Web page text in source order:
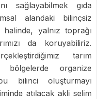
sağlayabilmek gıda
alandaki bilinçsiz
halinde, yalnız toprağı
da koruyabiliriz.
tarım
bölgelerde organize
bilinci oluşturmayı
atılacak akli selim